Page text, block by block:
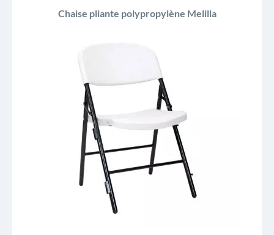
Chaise pliante polypropylène Melilla